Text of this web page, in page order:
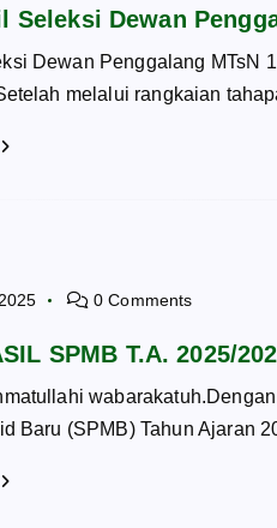
Seleksi Dewan
Dewan Penggalang MTsN
melalui rangkaian
0 Comments
SPMB T.A. 2025/
Baru (SPMB) Tahun Ajaran